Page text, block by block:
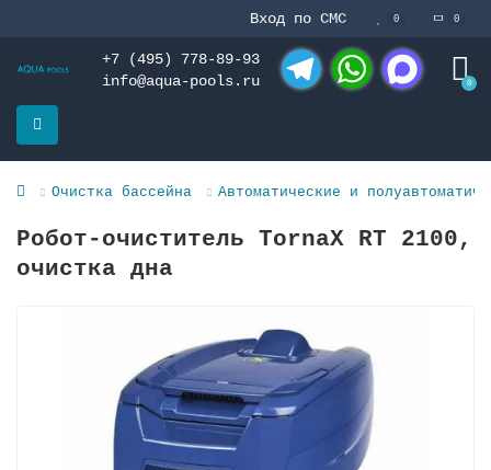
Вход по СМС 0 0
+7 (495) 778-89-93
info@aqua-pools.ru
0
Очистка бассейна Автоматические и
Робот-очиститель TornaX RT 2100,
очистка дна